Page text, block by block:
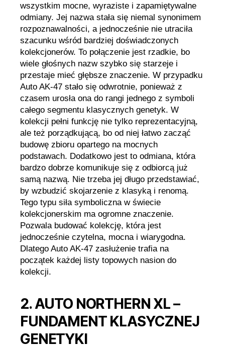
wszystkim mocne, wyraziste i zapamiętywalne
odmiany. Jej nazwa stała się niemal synonimem
rozpoznawalności, a jednocześnie nie utraciła
szacunku wśród bardziej doświadczonych
kolekcjonerów. To połączenie jest rzadkie, bo
wiele głośnych nazw szybko się starzeje i
przestaje mieć głębsze znaczenie. W przypadku
Auto AK-47 stało się odwrotnie, ponieważ z
czasem urosła ona do rangi jednego z symboli
całego segmentu klasycznych genetyk. W
kolekcji pełni funkcję nie tylko reprezentacyjną,
ale też porządkującą, bo od niej łatwo zacząć
budowę zbioru opartego na mocnych
podstawach. Dodatkowo jest to odmiana, która
bardzo dobrze komunikuje się z odbiorcą już
samą nazwą. Nie trzeba jej długo przedstawiać,
by wzbudzić skojarzenie z klasyką i renomą.
Tego typu siła symboliczna w świecie
kolekcjonerskim ma ogromne znaczenie.
Pozwala budować kolekcję, która jest
jednocześnie czytelna, mocna i wiarygodna.
Dlatego Auto AK-47 zasłużenie trafia na
początek każdej listy topowych nasion do
kolekcji.
2. AUTO NORTHERN XL –
FUNDAMENT KLASYCZNEJ
GENETYKI